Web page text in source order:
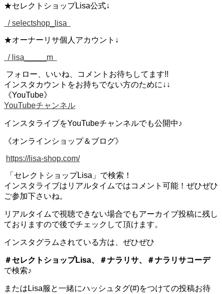
★セレクトショップLisa公式↓
/ selectshop_lisa
★オーナーリサ個人アカウント↓
/ lisa_____m
フォロー、いいね、コメントお待ちしてます!!
インスタカウントをお持ちでない方のために↓↓
《YouTube》
YouTubeチャンネル
インスタライブをYouTubeチャンネルでも公開中♪
《オンラインショップ＆ブログ》
https://lisa-shop.com/
「セレクトショップLisa」で検索！
インスタライブはリアルタイムではコメント可能！ぜひぜひ
ご参加下さいね。
リアルタイムで視聴できない場合でもアーカイブ投稿に残し
ておりますので後でチェックして頂けます。
インスタグラムされている方は、ぜひぜひ
＃セレクトショップLisa、＃ナラリサ、＃ナラリサコーデ
で検索♪
またはLisa服と一緒にハッシュタグ(#)をつけての投稿お待